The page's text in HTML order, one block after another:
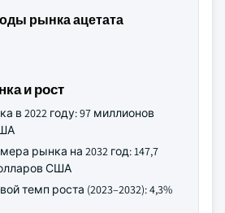
рынка ацетата
и рост
в 2022 году: 97 миллионов
рынка на 2032 год: 147,7
США
темп роста (2023–2032): 4,3%